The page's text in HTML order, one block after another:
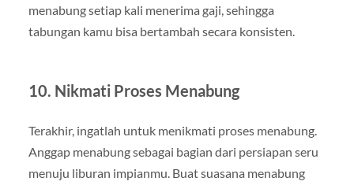
menabung setiap kali menerima gaji, sehingga
tabungan kamu bisa bertambah secara konsisten.
10. Nikmati Proses Menabung
Terakhir, ingatlah untuk menikmati proses menabung.
Anggap menabung sebagai bagian dari persiapan seru
menuju liburan impianmu. Buat suasana menabung